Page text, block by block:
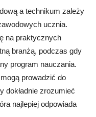
a technikum zależy
ucznia.
na praktycznych
branżą, podczas gdy
program nauczania.
prowadzić do
dokładnie zrozumieć
najlepiej odpowiada